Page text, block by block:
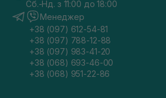
Сб.-Нд. з 11:00 до 18:00
Менеджер
+38 (097) 612-54-81
+38 (097) 788-12-88
+38 (097) 983-41-20
+38 (068) 693-46-00
+38 (068) 951-22-86